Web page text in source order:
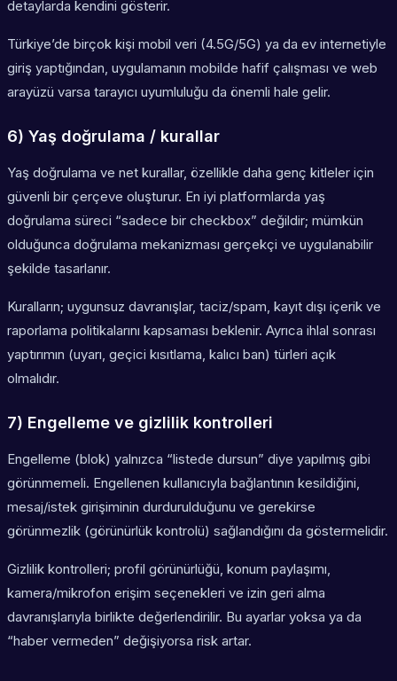
detaylarda kendini gösterir.
Türkiye’de birçok kişi mobil veri (4.5G/5G) ya da ev internetiyle
giriş yaptığından, uygulamanın mobilde hafif çalışması ve web
arayüzü varsa tarayıcı uyumluluğu da önemli hale gelir.
6) Yaş doğrulama / kurallar
Yaş doğrulama ve net kurallar, özellikle daha genç kitleler için
güvenli bir çerçeve oluşturur. En iyi platformlarda yaş
doğrulama süreci “sadece bir checkbox” değildir; mümkün
olduğunca doğrulama mekanizması gerçekçi ve uygulanabilir
şekilde tasarlanır.
Kuralların; uygunsuz davranışlar, taciz/spam, kayıt dışı içerik ve
raporlama politikalarını kapsaması beklenir. Ayrıca ihlal sonrası
yaptırımın (uyarı, geçici kısıtlama, kalıcı ban) türleri açık
olmalıdır.
7) Engelleme ve gizlilik kontrolleri
Engelleme (blok) yalnızca “listede dursun” diye yapılmış gibi
görünmemeli. Engellenen kullanıcıyla bağlantının kesildiğini,
mesaj/istek girişiminin durdurulduğunu ve gerekirse
görünmezlik (görünürlük kontrolü) sağlandığını da göstermelidir.
Gizlilik kontrolleri; profil görünürlüğü, konum paylaşımı,
kamera/mikrofon erişim seçenekleri ve izin geri alma
davranışlarıyla birlikte değerlendirilir. Bu ayarlar yoksa ya da
“haber vermeden” değişiyorsa risk artar.